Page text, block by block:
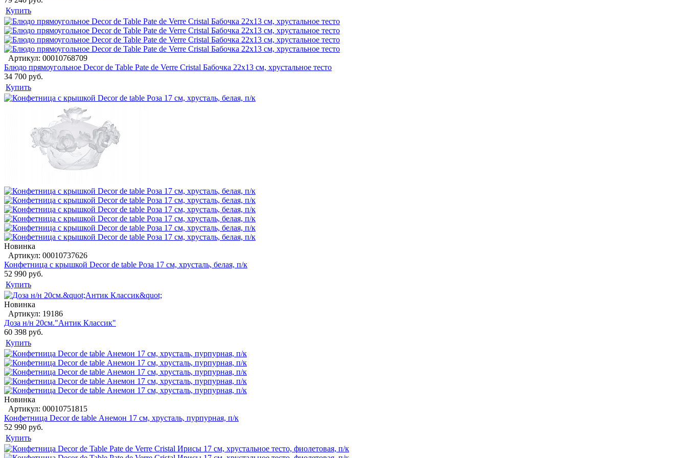
Купить
Артикул: 00010768709
Блюдо прямоугольное Decor de Table Pate de Verre Cristal Бабочка 22х13 см, хрустальное тесто
34 700 руб.
Купить
Новинка
Артикул: 00010737626
Конфетница с крышкой Decor de table Роза 17 см, хрусталь, белая, п/к
52 990 руб.
Купить
Новинка
Артикул: 19186
Доза н/н 20см."Антик Классик"
60 398 руб.
Купить
Новинка
Артикул: 00010751815
Конфетница Decor de table Анемон 17 см, хрусталь, пурпурная, п/к
52 990 руб.
Купить